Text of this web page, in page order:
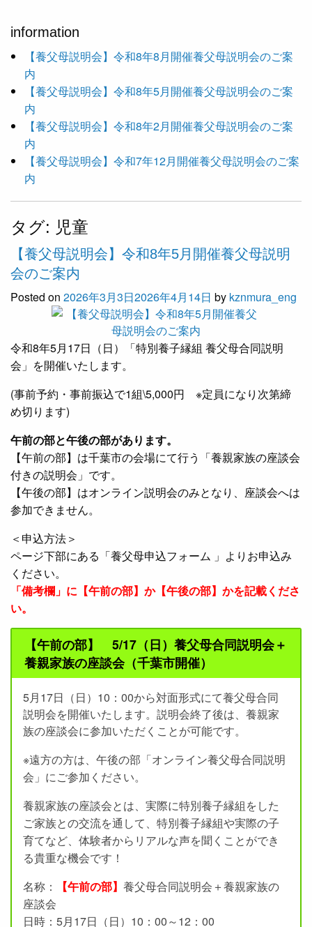
information
【養父母説明会】令和8年8月開催養父母説明会のご案
内
【養父母説明会】令和8年5月開催養父母説明会のご案
内
【養父母説明会】令和8年2月開催養父母説明会のご案
内
【養父母説明会】令和7年12月開催養父母説明会のご案
内
タグ: 児童
【養父母説明会】令和8年5月開催養父母説明
会のご案内
Posted on 2026年3月3日2026年4月14日 by kznmura_eng
令和8年5月17日（日）「特別養子縁組 養父母合同説明
会」を開催いたします。
(事前予約・事前振込で1組\5,000円 ※定員になり次第締
め切ります)
午前の部と午後の部があります。
【午前の部】は千葉市の会場にて行う「養親家族の座談会
付きの説明会」です。
【午後の部】はオンライン説明会のみとなり、座談会へは
参加できません。
＜申込方法＞
ページ下部にある「養父母申込フォーム 」よりお申込み
ください。
「備考欄」に【午前の部】か【午後の部】かを記載くださ
い。
【午前の部】 5/17（日）養父母合同説明会＋
養親家族の座談会（千葉市開催）
5月17日（日）10：00から対面形式にて養父母合同
説明会を開催いたします。説明会終了後は、養親家
族の座談会に参加いただくことが可能です。
※遠方の方は、午後の部「オンライン養父母合同説明
会」にご参加ください。
養親家族の座談会とは、実際に特別養子縁組をした
ご家族との交流を通して、特別養子縁組や実際の子
育てなど、体験者からリアルな声を聞くことができ
る貴重な機会です！
名称：
【午前の部】 養父母合同説明会＋養親家族の
座談会
日時：5月17日（日）10：00～12：00